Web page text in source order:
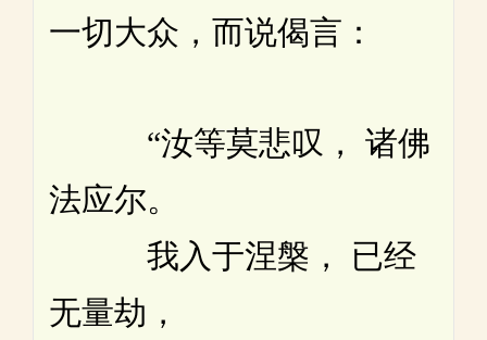
一切大众，而说偈言：
“汝等莫悲叹， 诸佛
法应尔。
我入于涅槃， 已经
无量劫，